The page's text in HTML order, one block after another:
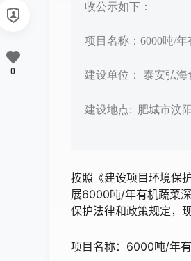
收公示如下：
项目名称：6000吨/
建设单位： 泰安弘
建设地点: 肥城市汶
按照《建设项目环境保
展6000吨/年有机蔬菜
保护法律和政策规定，
项目名称：6000吨/年
0